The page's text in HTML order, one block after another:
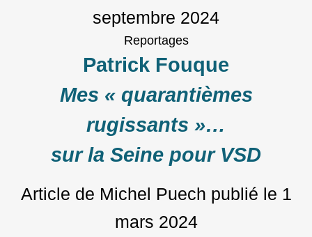
septembre 2024
Reportages
Patrick Fouque
Mes « quarantièmes
rugissants »…
sur la Seine pour VSD
Article de Michel Puech publié le 1
mars 2024